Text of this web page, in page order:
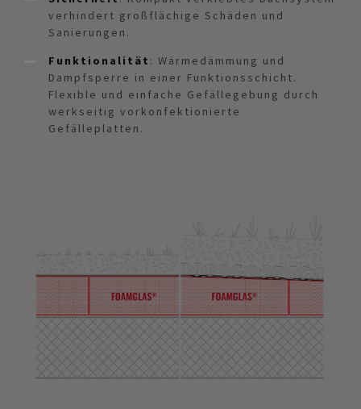
verhindert großflächige Schäden und
Sanierungen.
Funktionalität : Wärmedämmung und
Dampfsperre in einer Funktionsschicht.
Flexible und einfache Gefällegebung durch
werkseitig vorkonfektionierte
Gefälleplatten.